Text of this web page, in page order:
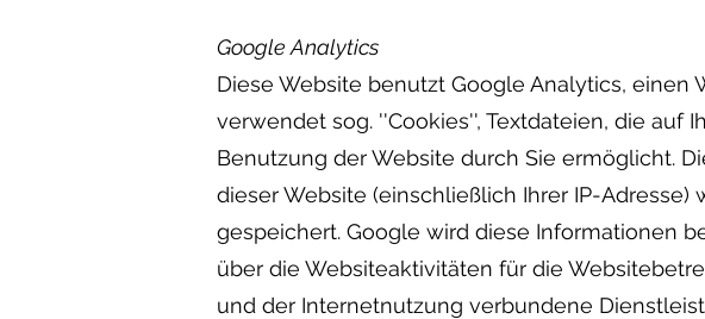
Google Analytics
Diese Website benutzt Google Analytics, einen
verwendet sog. ''Cookies'', Textdateien, die
Benutzung der Website durch Sie ermöglicht.
dieser Website (einschließlich Ihrer IP-
gespeichert. Google wird diese Informationen
über die Websiteaktivitäten für die
und der Internetnutzung verbundene